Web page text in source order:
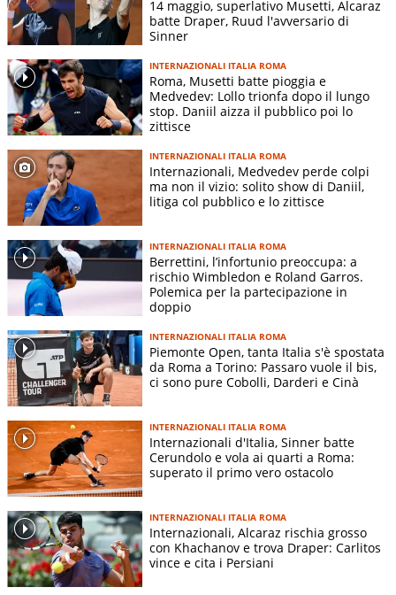
14 maggio, superlativo Musetti, Alcaraz
batte Draper, Ruud l'avversario di
Sinner
INTERNAZIONALI ITALIA ROMA
Roma, Musetti batte pioggia e
Medvedev: Lollo trionfa dopo il lungo
stop. Daniil aizza il pubblico poi lo
zittisce
INTERNAZIONALI ITALIA ROMA
Internazionali, Medvedev perde colpi
ma non il vizio: solito show di Daniil,
litiga col pubblico e lo zittisce
INTERNAZIONALI ITALIA ROMA
Berrettini, l’infortunio preoccupa: a
rischio Wimbledon e Roland Garros.
Polemica per la partecipazione in
doppio
INTERNAZIONALI ITALIA ROMA
Piemonte Open, tanta Italia s'è spostata
da Roma a Torino: Passaro vuole il bis,
ci sono pure Cobolli, Darderi e Cinà
INTERNAZIONALI ITALIA ROMA
Internazionali d'Italia, Sinner batte
Cerundolo e vola ai quarti a Roma:
superato il primo vero ostacolo
INTERNAZIONALI ITALIA ROMA
Internazionali, Alcaraz rischia grosso
con Khachanov e trova Draper: Carlitos
vince e cita i Persiani